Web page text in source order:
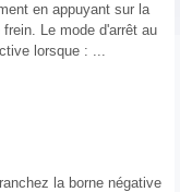
en appuyant sur la
frein. Le mode d'arrêt au
lorsque : ...
la borne négative